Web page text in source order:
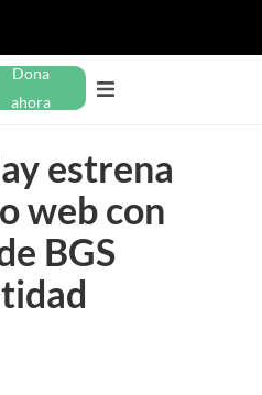
Dona
ahora
estrena
web con
BGS